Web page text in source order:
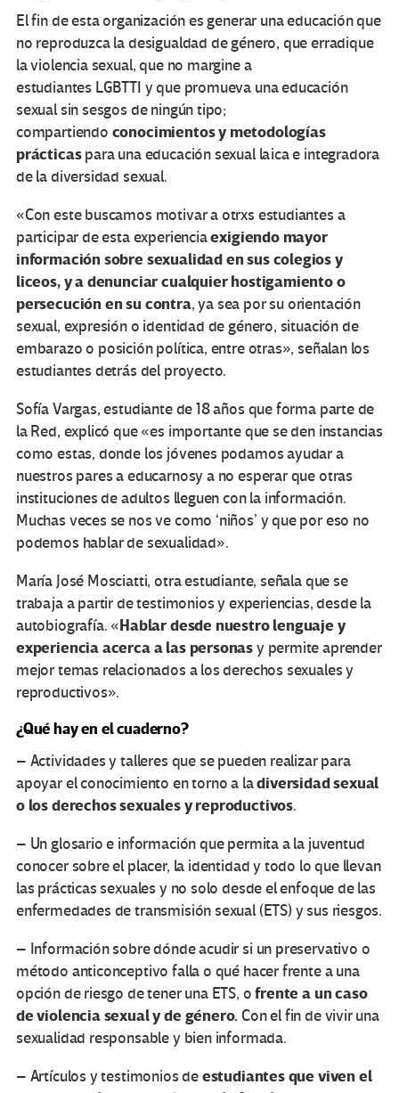
El fin de esta organización es generar una educación que
no reproduzca la desigualdad de género, que erradique
la violencia sexual, que no margine a
estudiantes LGBTTI y que promueva una educación
sexual sin sesgos de ningún tipo;
compartiendo conocimientos y metodologías
prácticaspara una educación sexual laica e integradora
de la diversidad sexual.
«Con este buscamos motivar a otrxs estudiantes a
participar de esta experienciaexigiendo mayor
información sobre sexualidad en sus colegios y
liceos, y a denunciar cualquier hostigamiento o
persecución en su contra, ya sea por su orientación
sexual, expresión o identidad de género, situación de
embarazo o posición política, entre otras», señalan los
estudiantes detrás del proyecto.
Sofía Vargas, estudiante de 18 años que forma parte de
la Red, explicó que «es importante que se den instancias
como estas, donde los jóvenes podamos ayudar a
nuestros pares a educarnosy a no esperar que otras
instituciones de adultos lleguen con la información.
Muchas veces se nos ve como ‘niños’ y que por eso no
podemos hablar de sexualidad».
María José Mosciatti, otra estudiante, señala que se
trabaja a partir de testimonios y experiencias, desde la
autobiografía. «Hablar desde nuestro lenguaje y
experiencia acerca a las personasy permite aprender
mejor temas relacionados a los derechos sexuales y
reproductivos».
¿Qué hay en el cuaderno?
– Actividades y talleres que se pueden realizar para
apoyar el conocimiento en torno a ladiversidad sexual
o los derechos sexuales y reproductivos.
– Un glosario e información que permita a la juventud
conocer sobre el placer, la identidad y todo lo que llevan
las prácticas sexuales y no solo desde el enfoque de las
enfermedades de transmisión sexual (ETS) y sus riesgos.
– Información sobre dónde acudir si un preservativo o
método anticonceptivo falla o qué hacer frente a una
opción de riesgo de tener una ETS, ofrente a un caso
de violencia sexual y de género. Con el fin de vivir una
sexualidad responsable y bien informada.
– Artículos y testimonios deestudiantes que viven el